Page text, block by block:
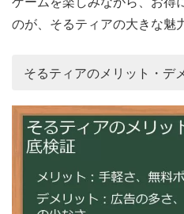
のが、そるティアの大きな魅
そるティアのメリット・デ